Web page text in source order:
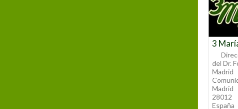
3
del Dr.
Madrid
Madrid
28012
España